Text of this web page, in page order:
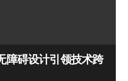
障碍设计引领技术跨